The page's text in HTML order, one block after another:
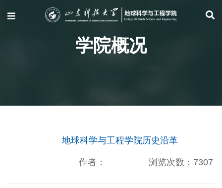
学院概况
地球科学与工程学院历史沿革
作者： 浏览次数： 7307